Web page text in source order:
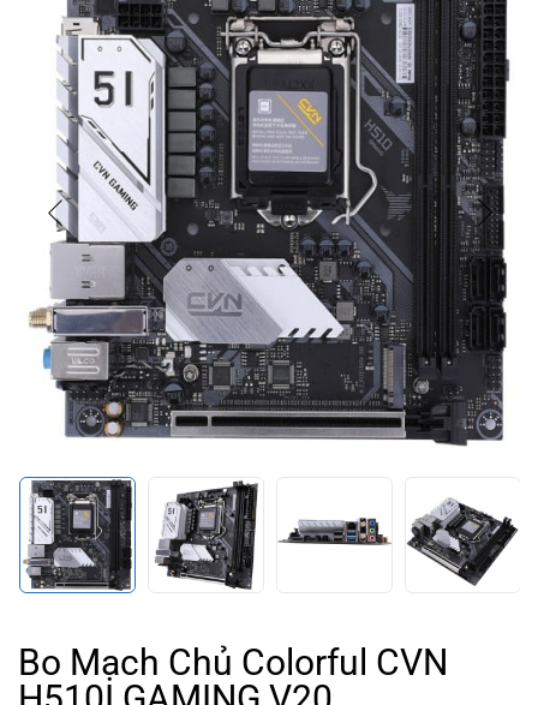
Bo Mạch Chủ Colorful CVN